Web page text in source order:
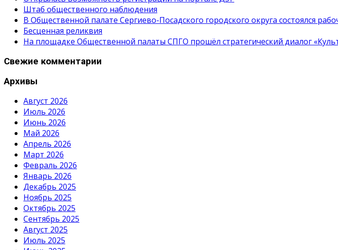
Штаб общественного наблюдения
В Общественной палате Сергиево-Посадского городского округа состоялся
Бесценная реликвия
На площадке Общественной палаты СПГО прошёл стратегический диалог
Свежие комментарии
Архивы
Август 2026
Июль 2026
Июнь 2026
Май 2026
Апрель 2026
Март 2026
Февраль 2026
Январь 2026
Декабрь 2025
Ноябрь 2025
Октябрь 2025
Сентябрь 2025
Август 2025
Июль 2025